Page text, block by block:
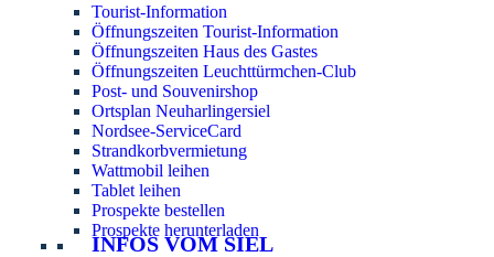
Tourist-Information
Öffnungszeiten Tourist-Information
Öffnungszeiten Haus des Gastes
Öffnungszeiten Leuchttürmchen-Club
Post- und Souvenirshop
Ortsplan Neuharlingersiel
Nordsee-ServiceCard
Strandkorbvermietung
Wattmobil leihen
Tablet leihen
Prospekte bestellen
Prospekte herunterladen
INFOS VOM SIEL